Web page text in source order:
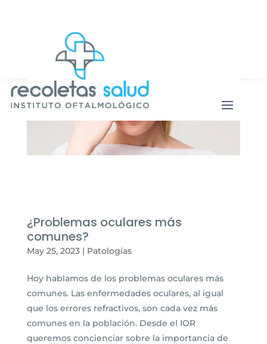
¿Problemas oculares más
comunes?
May 25, 2023| Patologías
Hoy hablamos de los problemas oculares más
comunes. Las enfermedades oculares, al igual
que los errores refractivos, son cada vez más
comunes en la población. Desde el IOR
queremos concienciar sobre la importancia de